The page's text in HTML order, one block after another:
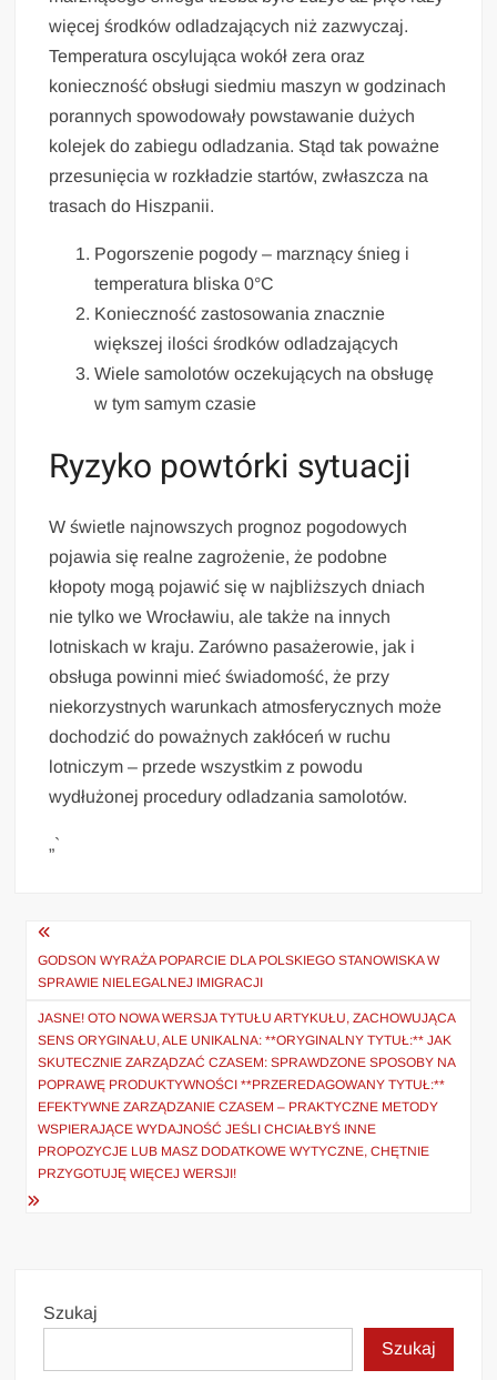
więcej środków odladzających niż zazwyczaj.
Temperatura oscylująca wokół zera oraz
konieczność obsługi siedmiu maszyn w godzinach
porannych spowodowały powstawanie dużych
kolejek do zabiegu odladzania. Stąd tak poważne
przesunięcia w rozkładzie startów, zwłaszcza na
trasach do Hiszpanii.
Pogorszenie pogody – marznący śnieg i
temperatura bliska 0°C
Konieczność zastosowania znacznie
większej ilości środków odladzających
Wiele samolotów oczekujących na obsługę
w tym samym czasie
Ryzyko powtórki sytuacji
W świetle najnowszych prognoz pogodowych
pojawia się realne zagrożenie, że podobne
kłopoty mogą pojawić się w najbliższych dniach
nie tylko we Wrocławiu, ale także na innych
lotniskach w kraju. Zarówno pasażerowie, jak i
obsługa powinni mieć świadomość, że przy
niekorzystnych warunkach atmosferycznych może
dochodzić do poważnych zakłóceń w ruchu
lotniczym – przede wszystkim z powodu
wydłużonej procedury odladzania samolotów.
„`
Nawigacja
wpisu
GODSON WYRAŻA POPARCIE DLA POLSKIEGO STANOWISKA W
SPRAWIE NIELEGALNEJ IMIGRACJI
JASNE! OTO NOWA WERSJA TYTUŁU ARTYKUŁU, ZACHOWUJĄCA
SENS ORYGINAŁU, ALE UNIKALNA: **ORYGINALNY TYTUŁ:** JAK
SKUTECZNIE ZARZĄDZAĆ CZASEM: SPRAWDZONE SPOSOBY NA
POPRAWĘ PRODUKTYWNOŚCI **PRZEREDAGOWANY TYTUŁ:**
EFEKTYWNE ZARZĄDZANIE CZASEM – PRAKTYCZNE METODY
WSPIERAJĄCE WYDAJNOŚĆ JEŚLI CHCIAŁBYŚ INNE
PROPOZYCJE LUB MASZ DODATKOWE WYTYCZNE, CHĘTNIE
PRZYGOTUJĘ WIĘCEJ WERSJI!
Szukaj
Szukaj